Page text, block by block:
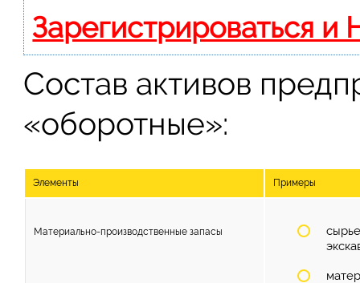
Зарегистрироваться и
Состав активов
«оборотные»:
Элементы Примеры
Материально-производственные запасы